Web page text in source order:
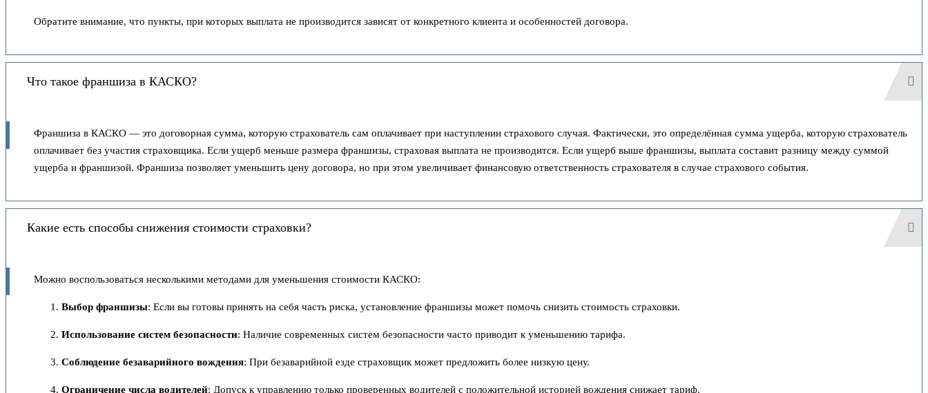
Обратите внимание, что пункты, при которых выплата не производится зависят от конкретного клиента и особенностей договора.
Что такое франшиза в КАСКО?
Франшиза в КАСКО — это договорная сумма, которую страхователь сам оплачивает при наступлении страхового случая. Фактически, это определённая сумма ущерба, которую страхователь
оплачивает без участия страховщика. Если ущерб меньше размера франшизы, страховая выплата не производится. Если ущерб выше франшизы, выплата составит разницу между суммой
ущерба и франшизой. Франшиза позволяет уменьшить цену договора, но при этом увеличивает финансовую ответственность страхователя в случае страхового события.
Какие есть способы снижения стоимости страховки?
Можно воспользоваться несколькими методами для уменьшения стоимости КАСКО:
Выбор франшизы: Если вы готовы принять на себя часть риска, установление франшизы может помочь снизить стоимость страховки.
Использование систем безопасности: Наличие современных систем безопасности часто приводит к уменьшению тарифа.
Соблюдение безаварийного вождения: При безаварийной езде страховщик может предложить более низкую цену.
Ограничение числа водителей: Допуск к управлению только проверенных водителей с положительной историей вождения снижает тариф.